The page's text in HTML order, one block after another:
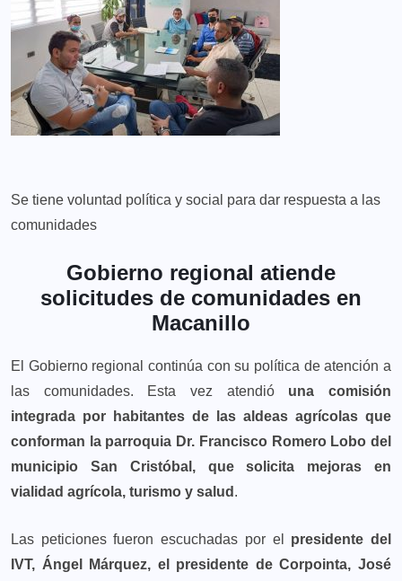
Se tiene voluntad política y social para dar respuesta a las
comunidades
Gobierno regional atiende
solicitudes de comunidades en
Macanillo
El Gobierno regional continúa con su política de atención a
las comunidades. Esta vez atendió una comisión
integrada por habitantes de las aldeas agrícolas que
conforman la parroquia Dr. Francisco Romero Lobo del
municipio San Cristóbal, que solicita mejoras en
vialidad agrícola, turismo y salud .
Las peticiones fueron escuchadas por el presidente del
IVT, Ángel Márquez, el presidente de Corpointa, José